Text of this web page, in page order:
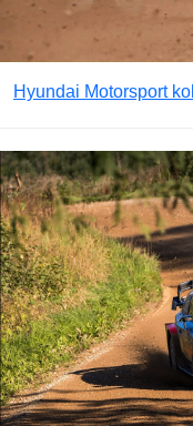
Hyundai Motorsport